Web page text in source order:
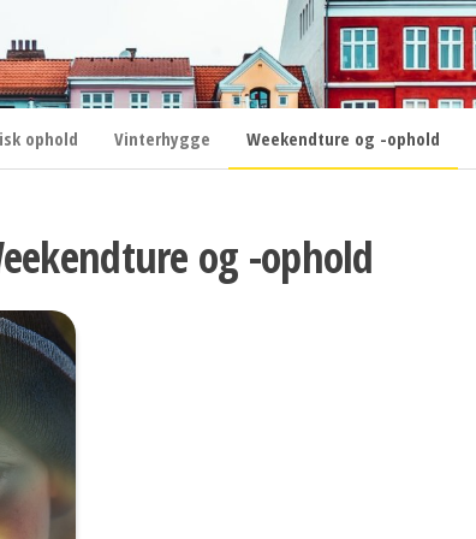
ophold Vinterhygge Weekendture og -ophold
og -ophold